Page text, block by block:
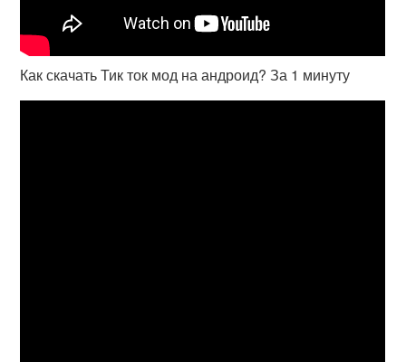
Как скачать Тик ток мод на андроид? За 1 минуту